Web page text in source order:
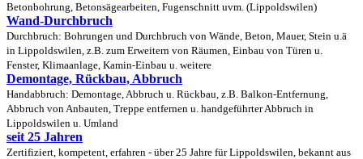
Betonbohrung, Betonsägearbeiten, Fugenschnitt uvm. (Lippoldswilen)
Wand-Durchbruch
Durchbruch: Bohrungen und Durchbruch von Wände, Beton, Mauer, Stein u.ä
in Lippoldswilen, z.B. zum Erweitern von Räumen, Einbau von Türen u.
Fenster, Klimaanlage, Kamin-Einbau u. weitere
Demontage, Rückbau, Abbruch
Handabbruch: Demontage, Abbruch u. Rückbau, z.B. Balkon-Entfernung,
Abbruch von Anbauten, Treppe entfernen u. handgeführter Abbruch in
Lippoldswilen u. Umland
seit 25 Jahren
Zertifiziert, kompetent, erfahren - über 25 Jahre für Lippoldswilen, bekannt aus